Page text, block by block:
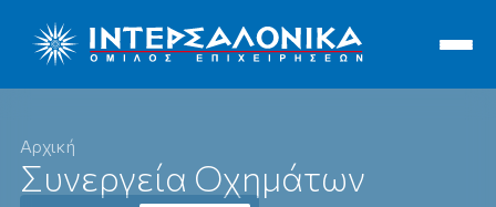
Ιντερσαλόνικα
Αρχική
Συνεργεία Οχημάτων